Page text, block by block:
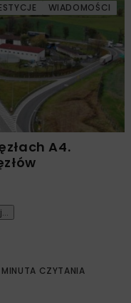
WIADOMOŚCI
A4.
MINUTA CZYTANIA